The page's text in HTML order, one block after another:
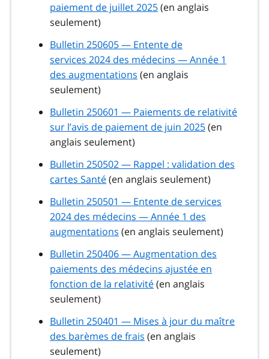
paiement de juillet 2025(en anglais
seulement)
Bulletin 250605 — Entente de
services 2024 des médecins — Année 1
des augmentations (en anglais
seulement)
Bulletin 250601 — Paiements de relativité
sur l’avis de paiement de juin 2025(en
anglais seulement)
Bulletin 250502 — Rappel : validation des
cartes Santé(en anglais seulement)
Bulletin 250501 — Entente de services
2024 des médecins — Année 1 des
augmentations (en anglais seulement)
Bulletin 250406 — Augmentation des
paiements des médecins ajustée en
fonction de la relativité(en anglais
seulement)
Bulletin 250401 — Mises à jour du maître
des barèmes de frais (en anglais
seulement)